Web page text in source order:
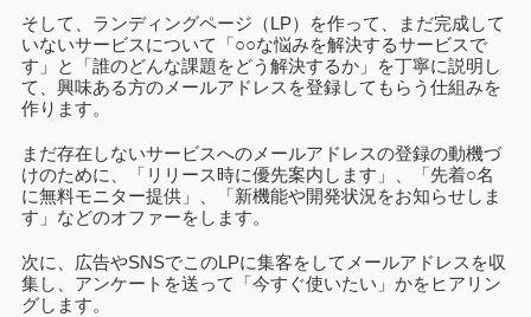
そして、ランディングページ（LP）を作って、まだ完成して
いないサービスについて「○○な悩みを解決するサービスで
す」と「誰のどんな課題をどう解決するか」を丁寧に説明し
て、興味ある方のメールアドレスを登録してもらう仕組みを
作ります。
まだ存在しないサービスへのメールアドレスの登録の動機づ
けのために、「リリース時に優先案内します」、
「先着○名
に無料モニター提供」、
「新機能や開発状況をお知らせしま
す」などのオファーをします。
次に、広告やSNSでこのLPに集客をしてメールアドレスを収
集し、アンケートを送って「今すぐ使いたい」かをヒアリン
グします。